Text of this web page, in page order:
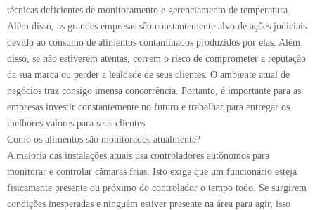
técnicas deficientes de monitoramento e gerenciamento de temperatura.
Além disso, as grandes empresas são constantemente alvo de ações judiciais
devido ao consumo de alimentos contaminados produzidos por elas. Além
disso, se não estiverem atentas, correm o risco de comprometer a reputação
da sua marca ou perder a lealdade de seus clientes. O ambiente atual de
negócios traz consigo imensa concorrência. Portanto, é importante para as
empresas investir constantemente no futuro e trabalhar para entregar os
melhores valores para seus clientes.
Como os alimentos são monitorados atualmente?
A maioria das instalações atuais usa controladores autônomos para
monitorar e controlar câmaras frias. Isto exige que um funcionário esteja
fisicamente presente ou próximo do controlador o tempo todo. Se surgirem
condições inesperadas e ninguém estiver presente na área para agir, isso